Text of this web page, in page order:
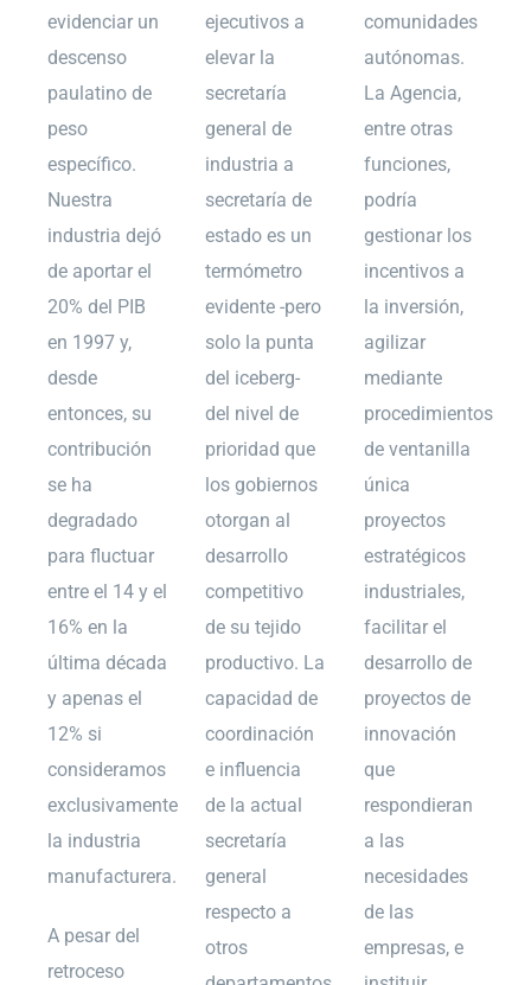
evidenciar un
descenso
paulatino de
peso
específico.
Nuestra
industria dejó
de aportar el
20% del PIB
en 1997 y,
desde
entonces, su
contribución
se ha
degradado
para fluctuar
entre el 14 y el
16% en la
última década
y apenas el
12% si
consideramos
exclusivamente
la industria
manufacturera.
A pesar del
retroceso
ejecutivos a
elevar la
secretaría
general de
industria a
secretaría de
estado es un
termómetro
evidente -pero
solo la punta
del iceberg-
del nivel de
prioridad que
los gobiernos
otorgan al
desarrollo
competitivo
de su tejido
productivo. La
capacidad de
coordinación
e influencia
de la actual
secretaría
general
respecto a
otros
comunidades
autónomas.
La Agencia,
entre otras
funciones,
podría
gestionar los
incentivos a
la inversión,
agilizar
mediante
procedimientos
de ventanilla
única
proyectos
estratégicos
industriales,
facilitar el
desarrollo de
proyectos de
innovación
que
respondieran
a las
necesidades
de las
empresas, e